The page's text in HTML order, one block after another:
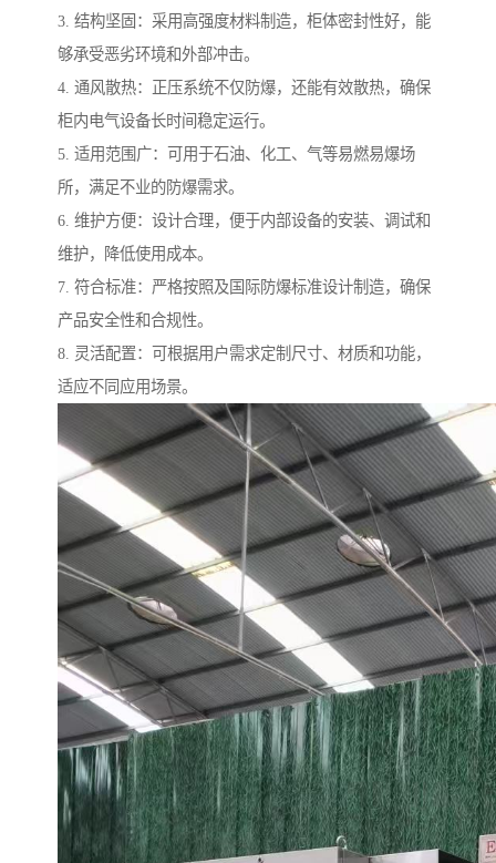
3. 结构坚固：采用高强度材料制造，柜体密封性好，能
够承受恶劣环境和外部冲击。
4. 通风散热：正压系统不仅防爆，还能有效散热，确保
柜内电气设备长时间稳定运行。
5. 适用范围广：可用于石油、化工、气等易燃易爆场
所，满足不业的防爆需求。
6. 维护方便：设计合理，便于内部设备的安装、调试和
维护，降低使用成本。
7. 符合标准：严格按照及国际防爆标准设计制造，确保
产品安全性和合规性。
8. 灵活配置：可根据用户需求定制尺寸、材质和功能，
适应不同应用场景。